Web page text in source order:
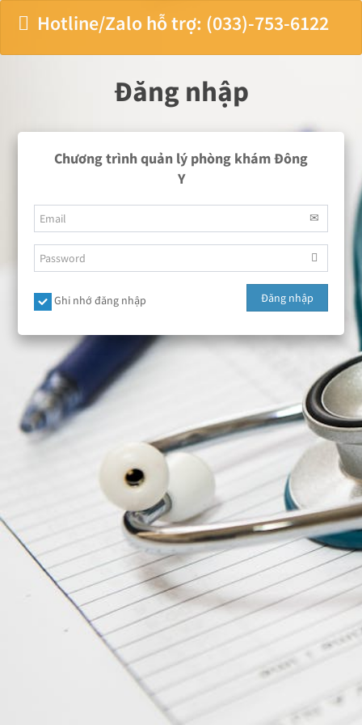
Hotline/Zalo hỗ trợ: (033)-753-6122
Đăng nhập
Chương trình quản lý phòng khám Đông
Y
Ghi nhớ đăng nhập Đăng nhập